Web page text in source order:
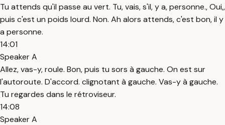
Tu attends qu'il passe au vert. Tu, vais, s'il, y a, personne., Oui,,
puis c'est un poids lourd. Non. Ah alors attends, c'est bon, il y
a personne.
14:01
Speaker A
Allez, vas-y, roule. Bon, puis tu sors à gauche. On est sur
l'autoroute. D'accord. clignotant à gauche. Vas-y à gauche.
Tu regardes dans le rétroviseur.
14:08
Speaker A